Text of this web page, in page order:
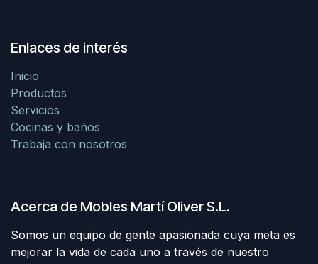
Enlaces de interés
Inicio
Productos
Servicios
Cocinas y baños
Trabaja con nosotros
Acerca de Mobles Martí Oliver S.L.
Somos un equipo de gente apasionada cuya meta es
mejorar la vida de cada uno a través de nuestro